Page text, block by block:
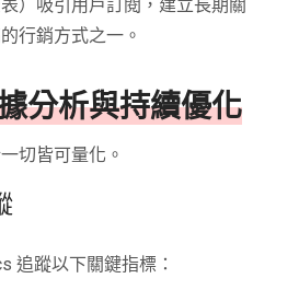
）吸引用戶訂閱，建立長期關
行銷方式之一。
分析與持續優化
切皆可量化。
追蹤以下關鍵指標：